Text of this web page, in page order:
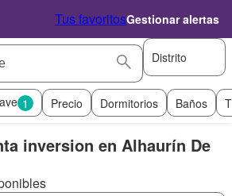
Tus favoritosGestionar alertas
Distrito
1 Precio Dormitorios Baños
inversion en Alhaurín De